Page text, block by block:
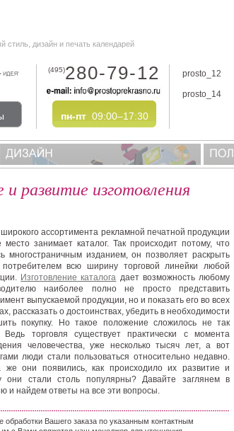
стиль, дизайн и печать календарей
(495)280-79-12
пн-пт 09:00–17:30
prosto_12
prosto_14
развитие изготовления
ассортимента рекламной печатной продукции
место занимает каталог. Так происходит потому, что
многостраничным изданием, он позволяет раскрыть
всю ширину торговой линейки любой
Изготовление каталога дает возможность любому
наиболее полно не просто представить
выпускаемой продукции, но и показать его во всех
рассказать о достоинствах, убедить в необходимости
покупку. Но такое положение сложилось не так
Ведь торговля существует практически с момента
человечества, уже несколько тысяч лет, а вот
люди стали пользоваться относительно недавно.
же они появились, как происходило их развитие и
они стали столь популярны? Давайте заглянем в
и найдем ответы на все эти вопросы.
обработки Вашего заказа по указанным контактным